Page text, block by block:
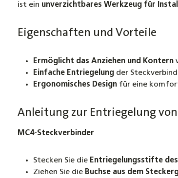
ist ein unverzichtbares Werkzeug für
Eigenschaften und Vorteile
Ermöglicht das Anziehen und Kontern
Einfache Entriegelung der
Ergonomisches Design für eine
Anleitung zur Entriegelung
MC4-Steckverbinder
Stecken Sie die Entriegelungsstifte des
Ziehen Sie die Buchse aus dem